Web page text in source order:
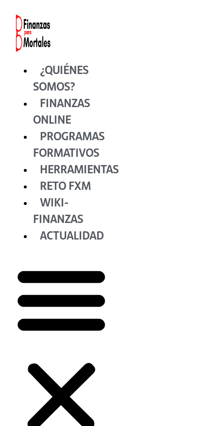
contenido
¿QUIÉNES
SOMOS?
FINANZAS
ONLINE
PROGRAMAS
FORMATIVOS
HERRAMIENTAS
RETO FXM
WIKI-
FINANZAS
ACTUALIDAD